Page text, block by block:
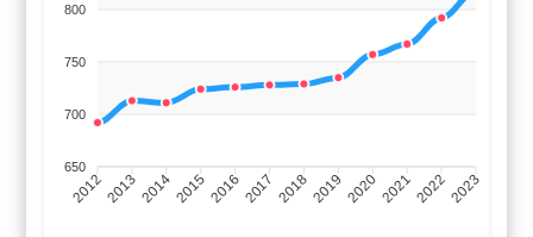
800
750
700
650
201220132014201520162017 20182019 2020202120222023